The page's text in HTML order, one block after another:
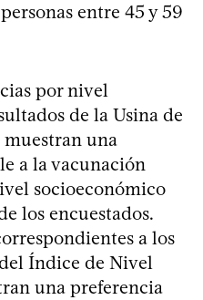
entre 45 y 59
por nivel
de la Usina de
una
a la vacunación
socioeconómico
los encuestados.
a los
Índice de Nivel
una preferencia